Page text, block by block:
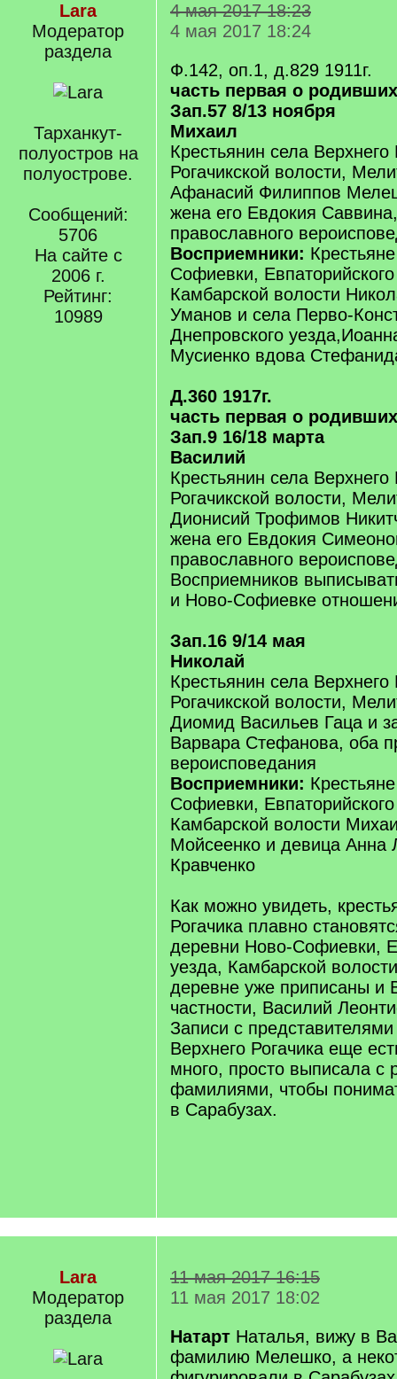
Lara
Модератор
раздела
Тарханкут-
полуостров на
полуострове.
Сообщений:
5706
На сайте с
2006 г.
Рейтинг:
10989
4 мая 2017 18:23
4 мая 2017 18:24
Ф.142, оп.1, д.829 1911г.
часть первая о
Зап.57 8/13 ноября
Михаил
Крестьянин села Верхнего
Рогачикской волости,
Афанасий Филиппов
жена его Евдокия
православного
Восприемники:
Софиевки,
Камбарской волости
Уманов и села Перво-
Днепровского
Мусиенко вдова
Д.360 1917г.
часть первая о
Зап.9 16/18 марта
Василий
Крестьянин села Верхнего
Рогачикской волости,
Дионисий Трофимов
жена его Евдокия
православного
Восприемников
и Ново-Софиевке
Зап.16 9/14 мая
Николай
Крестьянин села Верхнего
Рогачикской волости,
Диомид Васильев Гаца и
Варвара Стефанова, оба
вероисповедания
Восприемники:
Софиевки,
Камбарской волости
Мойсеенко и девица Анна
Кравченко
Как можно увидеть,
Рогачика плавно
деревни Ново-Софиевки,
уезда, Камбарской
деревне уже приписаны и
частности, Василий
Записи с
Верхнего Рогачика еще
много, просто выписала с
фамилиями, чтобы
в Сарабузах.
Lara
Модератор
раздела
11 мая 2017 16:15
11 мая 2017 18:02
Натарт Наталья, вижу в
фамилию Мелешко, а